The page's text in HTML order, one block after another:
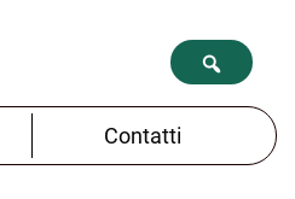
Contatti